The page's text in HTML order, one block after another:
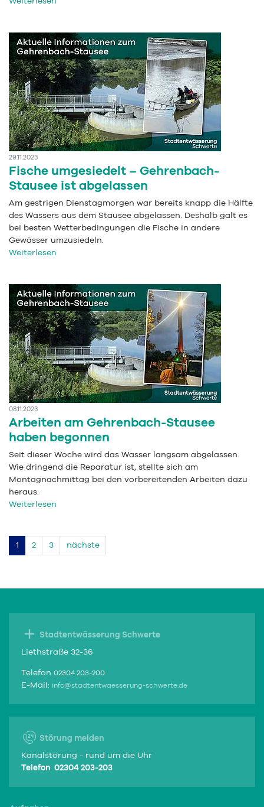
29.11.2023
Fische umgesiedelt – Gehrenbach-
Stausee ist abgelassen
Am gestrigen Dienstagmorgen war bereits knapp die Hälfte
des Wassers aus dem Stausee abgelassen. Deshalb galt es
bei besten Wetterbedingungen die Fische in andere
Gewässer umzusiedeln.
Weiterlesen
08.11.2023
Arbeiten am Gehrenbach-Stausee
haben begonnen
Seit dieser Woche wird das Wasser langsam abgelassen.
Wie dringend die Reparatur ist, stellte sich am
Montagnachmittag bei den vorbereitenden Arbeiten dazu
heraus.
Weiterlesen
1 2 3 nächste
Stadtentwässerung Schwerte
Liethstraße 32-36
Telefon 02304 203-200
E-Mail: info@stadtentwaesserung-schwerte.de
Störung melden
Kanalstörung - rund um die Uhr
Telefon 02304 203-203